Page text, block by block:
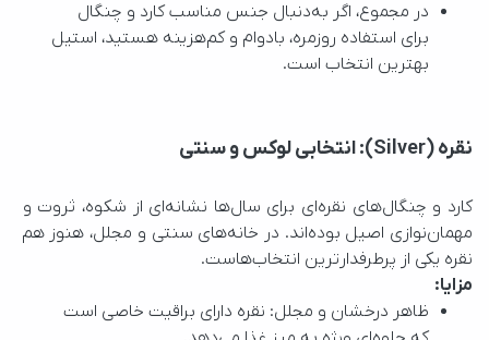
در مجموع، اگر به‌دنبال جنس مناسب کارد و چنگال
برای استفاده روزمره، بادوام و کم‌هزینه هستید، استیل
بهترین انتخاب است.
نقره (Silver): انتخابی لوکس و سنتی
کارد و چنگال‌های نقره‌ای برای سال‌ها نشانه‌ای از شکوه، ثروت و
مهمان‌نوازی اصیل بوده‌اند. در خانه‌های سنتی و مجلل، هنوز هم
نقره یکی از پرطرفدارترین انتخاب‌هاست.
مزایا:
ظاهر درخشان و مجلل: نقره دارای براقیت خاصی است